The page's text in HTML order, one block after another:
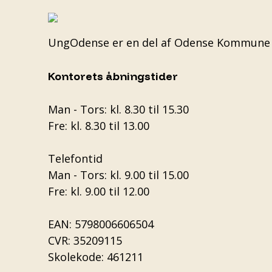
UngOdense er en del af Odense Kommune
Kontorets åbningstider
Man - Tors: kl. 8.30 til 15.30
Fre: kl. 8.30 til 13.00
Telefontid
Man - Tors: kl. 9.00 til 15.00
Fre: kl. 9.00 til 12.00
EAN: 5798006606504
CVR: 35209115
Skolekode: 461211